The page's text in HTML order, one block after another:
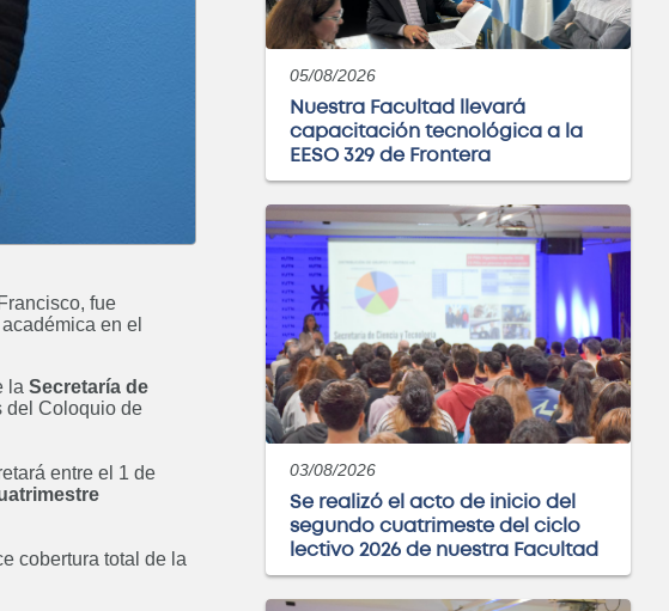
fue
en el
la Secretaría de
del Coloquio de
entre el 1 de
cobertura total de la
05/08/2026
Nuestra Facultad llevará
capacitación tecnológica a la
EESO 329 de Frontera
03/08/2026
Se realizó el acto de inicio del
segundo cuatrimeste del ciclo
lectivo 2026 de nuestra Facultad